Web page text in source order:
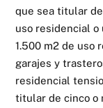
que sea titular
uso residencial o
1.500 m2 de uso
garajes y
residencial
titular de cinco o